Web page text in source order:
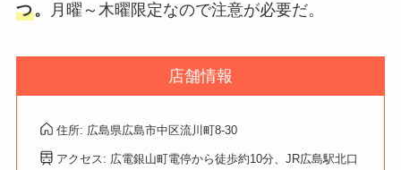
つ。 月曜～木曜限定なので注意が必要だ。
店舗情報
住所: 広島県広島市中区流川町8-30
アクセス: 広電銀山町電停から徒歩約10分、JR広島駅北口